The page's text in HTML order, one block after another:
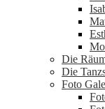
Die
Die
Foto